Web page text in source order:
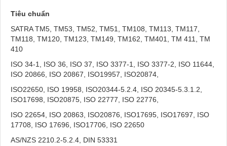
Tiêu chuẩn
SATRA TM5, TM53, TM52, TM51, TM108, TM113, TM117,
TM118, TM120, TM123, TM149, TM162, TM401, TM 411, TM
410
ISO 34-1, ISO 36, ISO 37, ISO 3377-1, ISO 3377-2, ISO 11644,
ISO 20866, ISO 20867, ISO19957, ISO20874,
ISO22650, ISO 19958, ISO20344-5.2.4, ISO 20345-5.3.1.2,
ISO17698, ISO20875, ISO 22777, ISO 22776,
ISO 22654, ISO 20863, ISO20876, ISO17695, ISO17697, ISO
17708, ISO 17696, ISO17706, ISO 22650
AS/NZS 2210.2-5.2.4, DIN 53331